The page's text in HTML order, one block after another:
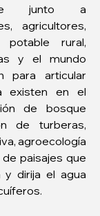
junto a
agricultores,
rural,
y el mundo
para articular
existen en el
de bosque
de turberas,
agroecología
paisajes que
y dirija el agua